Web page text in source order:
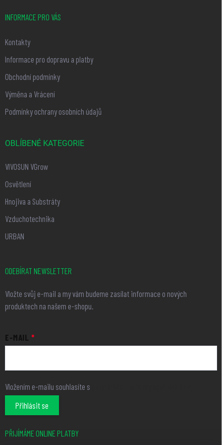
INFORMACE PRO VÁS
Kontakty
Informace pro dopravu a platby
Obchodní podmínky
Výměna a Vrácení
Podmínky ochrany osobních údajů
OBLÍBENÉ KATEGORIE
VIVOSUN VGrow
Osvětlení
Hnojiva a Substráty
Vzduchotechnika
URBAN
ODEBÍRAT NEWSLETTER
Vložte svůj e-mail a my vám budeme zasílat informace o nových
produktech na našem e-shopu.
E-MAIL
Vložením e-mailu souhlasíte s
Přihlásit se
PŘIJÍMÁME ONLINE PLATBY